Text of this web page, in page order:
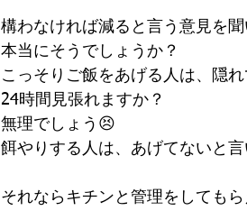
構わなければ減ると言う意見を聞
本当にそうでしょうか？
こっそりご飯をあげる人は、隠
24時間見張れますか？
無理でしょう😣
餌やりする人は、あげてないと言
それならキチンと管理をしても